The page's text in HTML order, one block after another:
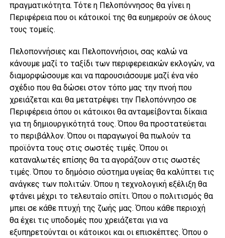
πραγματικότητα. Τότε η Πελοπόννησος θα γίνει η
Περιφέρεια που οι κάτοικοί της θα ευημερούν σε όλους
τους τομείς.
Πελοποννήσιες και Πελοποννήσιοι, σας καλώ να
κάνουμε μαζί το ταξίδι των περιφερειακών εκλογών, να
διαμορφώσουμε και να παρουσιάσουμε μαζί ένα νέο
σχέδιο που θα δώσει στον τόπο μας την πνοή που
χρειάζεται και θα μετατρέψει την Πελοπόννησο σε
Περιφέρεια όπου οι κάτοικοι θα ανταμείβονται δίκαια
για τη δημιουργικότητά τους. Όπου θα προστατεύεται
το περιβάλλον. Όπου οι παραγωγοί θα πωλούν τα
προϊόντα τους στις σωστές τιμές. Όπου οι
καταναλωτές επίσης θα τα αγοράζουν στις σωστές
τιμές. Όπου το δημόσιο σύστημα υγείας θα καλύπτει τις
ανάγκες των πολιτών. Όπου η τεχνολογική εξέλιξη θα
φτάνει μέχρι το τελευταίο σπίτι. Όπου ο πολιτισμός θα
μπει σε κάθε πτυχή της ζωής μας. Όπου κάθε περιοχή
θα έχει τις υποδομές που χρειάζεται για να
εξυπηρετούνται οι κάτοικοι και οι επισκέπτες. Όπου ο